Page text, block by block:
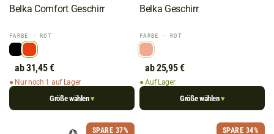
Belka Comfort Geschirr
FARBE · ROT
ab 31,45 €
● Nur noch 1 auf Lager
Größe wählen▾
Belka Geschirr
FARBE · ROT
ab 25,95 €
● Auf Lager
Größe wählen▾
SPARE 37% SPARE 34%